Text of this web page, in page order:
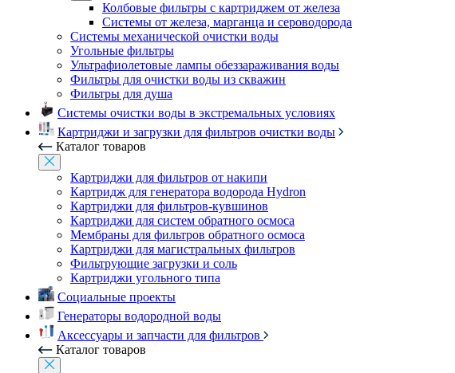
Колбовые фильтры с картриджем от железа
Системы от железа, марганца и сероводорода
Системы механической очистки воды
Угольные фильтры
Ультрафиолетовые лампы обеззараживания воды
Фильтры для очистки воды из скважин
Фильтры для душа
Системы очистки воды в экстремальных условиях
Картриджи и загрузки для фильтров очистки воды
Каталог товаров
Картриджи для фильтров от накипи
Картридж для генератора водорода Hydron
Картриджи для фильтров-кувшинов
Картриджи для систем обратного осмоса
Мембраны для фильтров обратного осмоса
Картриджи для магистральных фильтров
Фильтрующие загрузки и соль
Картриджи угольного типа
Социальные проекты
Генераторы водородной воды
Аксессуары и запчасти для фильтров
Каталог товаров